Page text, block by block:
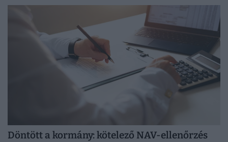
Döntött a kormány: kötelező NAV-ellenőrzés